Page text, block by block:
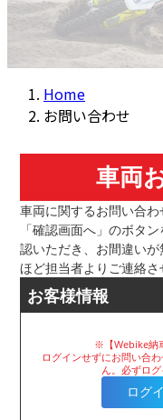
Home
お問い合わせ
車両
車両に関するお問い合
「確認画面へ」のボタ
認いただき、お間違い
ほど担当者よりご連絡さ
お客様情報
※【Webike納
ログインせずにお問い合
ん。必ずロ
ログ